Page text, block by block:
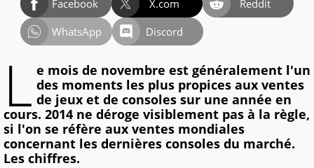
Facebook X.com
Reddit
WhatsApp
Discord
L e mois de novembre est généralement l'un
des moments les plus propices aux ventes
de jeux et de consoles sur une année en
cours. 2014 ne déroge visiblement pas à la règle,
si l'on se réfère aux ventes mondiales
concernant les dernières consoles du marché.
Les chiffres.